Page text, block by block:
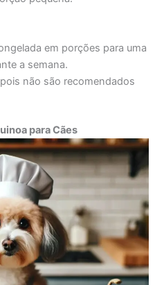
em porções para uma
a semana.
não são recomendados
para Cães